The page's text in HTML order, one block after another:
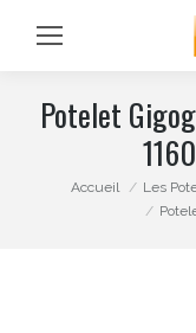
Potelet
Vous êtes ici :
Accueil Les